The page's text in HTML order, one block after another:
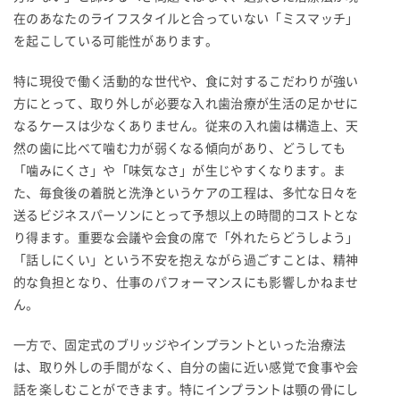
在のあなたのライフスタイルと合っていない「ミスマッチ」
を起こしている可能性があります。
特に現役で働く活動的な世代や、食に対するこだわりが強い
方にとって、取り外しが必要な入れ歯治療が生活の足かせに
なるケースは少なくありません。従来の入れ歯は構造上、天
然の歯に比べて噛む力が弱くなる傾向があり、どうしても
「噛みにくさ」や「味気なさ」が生じやすくなります。ま
た、毎食後の着脱と洗浄というケアの工程は、多忙な日々を
送るビジネスパーソンにとって予想以上の時間的コストとな
り得ます。重要な会議や会食の席で「外れたらどうしよう」
「話しにくい」という不安を抱えながら過ごすことは、精神
的な負担となり、仕事のパフォーマンスにも影響しかねませ
ん。
一方で、固定式のブリッジやインプラントといった治療法
は、取り外しの手間がなく、自分の歯に近い感覚で食事や会
話を楽しむことができます。特にインプラントは顎の骨にし